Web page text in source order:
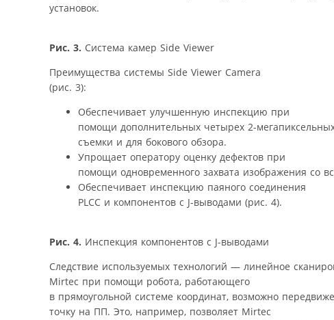
установок.
Рис. 3. Система камер Side Viewer
Преимущества системы Side Viewer Camera
(рис. 3):
Обеспечивает улучшенную инспекцию при
помощи дополнительных четырех 2-
съемки и для бокового обзора.
Упрощает оператору оценку дефектов при
помощи одновременного захвата изображения со
Обеспечивает инспекцию паяного соединения
PLCC и компонентов с J-выводами (рис. 4).
Рис. 4. Инспекция компонентов с J-выводами
Следствие используемых технологий — линейное
Mirtec при помощи робота, работающего
в прямоугольной системе координат, возможно
точку на ПП. Это, например, позволяет Mirtec